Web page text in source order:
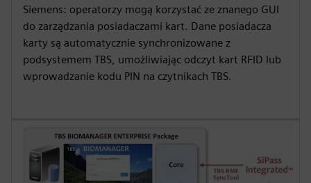
Siemens: operatorzy mogą korzystać ze znanego GUI
do zarządzania posiadaczami kart. Dane posiadacza
karty są automatycznie synchronizowane z
podsystemem TBS, umożliwiając odczyt kart RFID lub
wprowadzanie kodu PIN na czytnikach TBS.